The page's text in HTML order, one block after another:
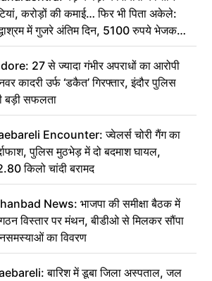
करोड़ों की कमाई… फिर भी पिता अकेले:
में गुजरे अंतिम दिन, 5100 रुपये भेजकर
अंतिम संस्कार कर दीजिए हम नहीं आ पाएंगे
27 से ज्यादा गंभीर अपराधों का आरोपी
कादरी उर्फ ‘डकैत’ गिरफ्तार, इंदौर पुलिस
बड़ी सफलता
Encounter: ज्वेलर्स चोरी गैंग का
पुलिस मुठभेड़ में दो बदमाश घायल,
किलो चांदी बरामद
News: भाजपा की समीक्षा बैठक में
विस्तार पर मंथन, बीडीओ से मिलकर सौंपा
का विवरण
बारिश में डूबा जिला अस्पताल, जल